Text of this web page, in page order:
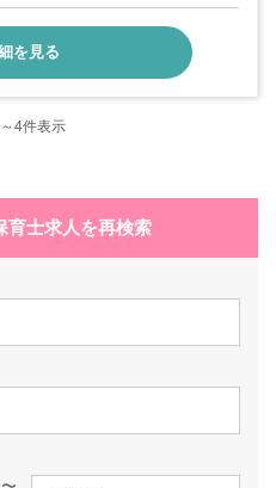
を見る
4件表示
育士求人を再検索